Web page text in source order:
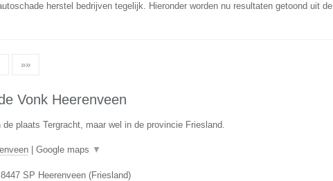
herstel bedrijven tegelijk. Hieronder worden nu resultaten getoond uit de
»»
Vonk Heerenveen
de plaats Tergracht, maar wel in de provincie Friesland.
| Google maps ▼
8447 SP Heerenveen(Friesland)